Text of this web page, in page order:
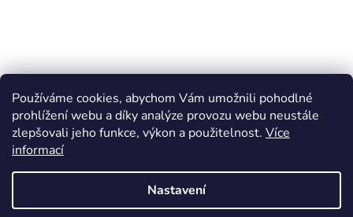
Používáme cookies, abychom Vám umožnili pohodlné
prohlížení webu a díky analýze provozu webu neustále
zlepšovali jeho funkce, výkon a použitelnost. Více
informací
Nastavení
Online marketing zajišťuje společnost X-VISION
Sitemap